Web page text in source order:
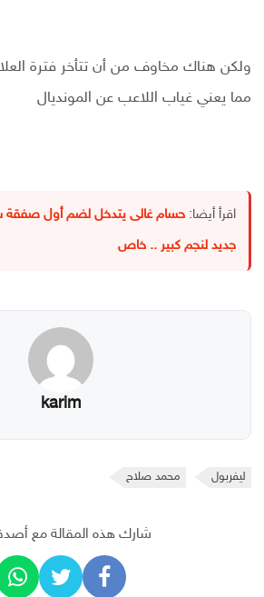
ولكن هناك مخاوف من أن تتأخر فترة
مما يعني غياب اللاعب عن المونديال
اقرأ أيضا: حسام غالى يتدخل لضم أول صفقة
جديد لنجم كبير .. خاص
karim
ليفربول محمد صلاح
شارك هذه المقالة مع